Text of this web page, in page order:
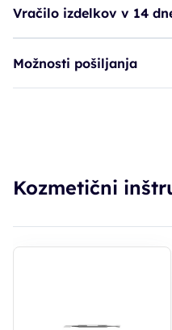
Vračilo izdelkov v 14
Možnosti pošiljanja
Kozmetični